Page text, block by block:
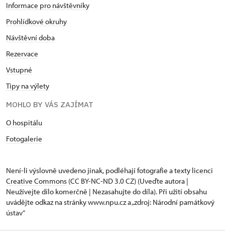
Informace pro návštěvníky
Prohlídkové okruhy
Návštěvní doba
Rezervace
Vstupné
Tipy na výlety
MOHLO BY VÁS ZAJÍMAT
O hospitálu
Fotogalerie
Není-li výslovně uvedeno jinak, podléhají fotografie a texty licenci
Creative Commons (CC BY-NC-ND 3.0 CZ) (Uveďte autora |
Neužívejte dílo komerčně | Nezasahujte do díla). Při užití obsahu
uvádějte odkaz na stránky www.npu.cz a „zdroj: Národní památkový
ústav“